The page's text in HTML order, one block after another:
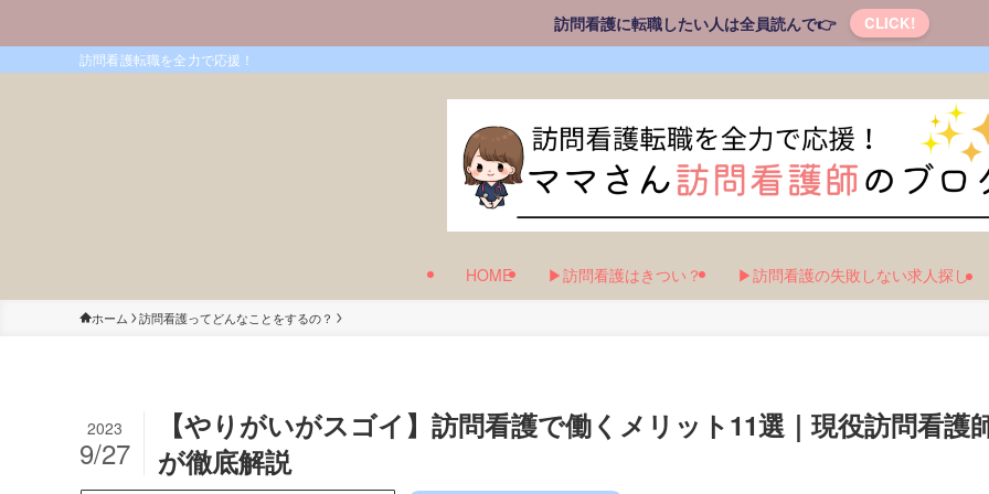
訪問看護に転職したい人は全員読んで👉 CLICK!
訪問看護転職を全力で応援！
HOME ▶訪問看護はきつい？ ▶訪問看護の失敗しない求人探し
ホーム 訪問看護ってどんなことをするの？
【やりがいがスゴイ】訪問看護で働くメリット11選｜現役訪問看護
が徹底解説
2023
9/27